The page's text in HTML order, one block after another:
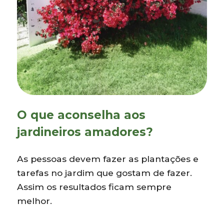
O que aconselha aos
jardineiros amadores?
As pessoas devem fazer as plantações e
tarefas no jardim que gostam de fazer.
Assim os resultados ficam sempre
melhor.